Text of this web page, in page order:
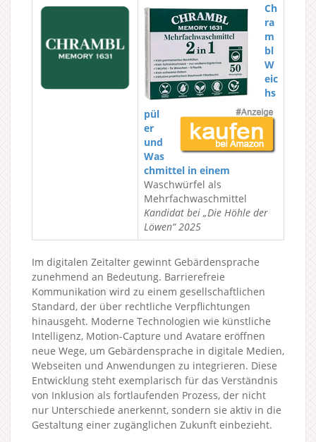
Ch
ra
m
bl
W
eic
hs
pül
er
und
Was
chmittel in einem
Waschwürfel als
Mehrfachwaschmittel
Kandidat bei „Die Höhle der
Löwen“ 2025
Im digitalen Zeitalter gewinnt Gebärdensprache
zunehmend an Bedeutung. Barrierefreie
Kommunikation wird zu einem gesellschaftlichen
Standard, der über rechtliche Verpflichtungen
hinausgeht. Moderne Technologien wie künstliche
Intelligenz, Motion-Capture und Avatare eröffnen
neue Wege, um Gebärdensprache in digitale Medien,
Webseiten und Anwendungen zu integrieren. Diese
Entwicklung steht exemplarisch für das Verständnis
von Inklusion als fortlaufenden Prozess, der nicht
nur Unterschiede anerkennt, sondern sie aktiv in die
Gestaltung einer zugänglichen Zukunft einbezieht.